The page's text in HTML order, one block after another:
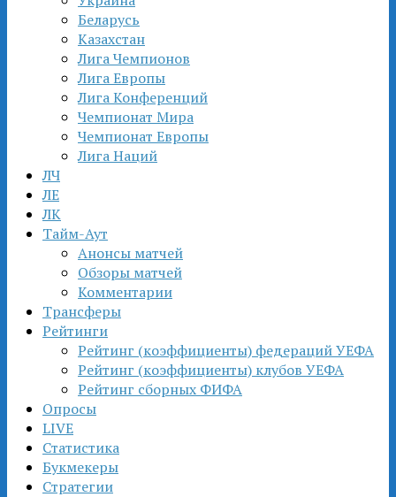
Беларусь
Казахстан
Лига Чемпионов
Лига Европы
Лига Конференций
Чемпионат Мира
Чемпионат Европы
Лига Наций
ЛЧ
ЛЕ
ЛК
Тайм-Аут
Анонсы матчей
Обзоры матчей
Комментарии
Трансферы
Рейтинги
Рейтинг (коэффициенты) федераций УЕФА
Рейтинг (коэффициенты) клубов УЕФА
Рейтинг сборных ФИФА
Опросы
LIVE
Статистика
Букмекеры
Стратегии